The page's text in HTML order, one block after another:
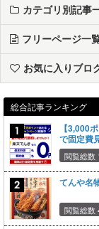
カテゴリ別記事
フリーページ一
お気に入りブロ
総合記事ランキング
【3,000
で固定費
閲覧総数
てんや名
閲覧総数